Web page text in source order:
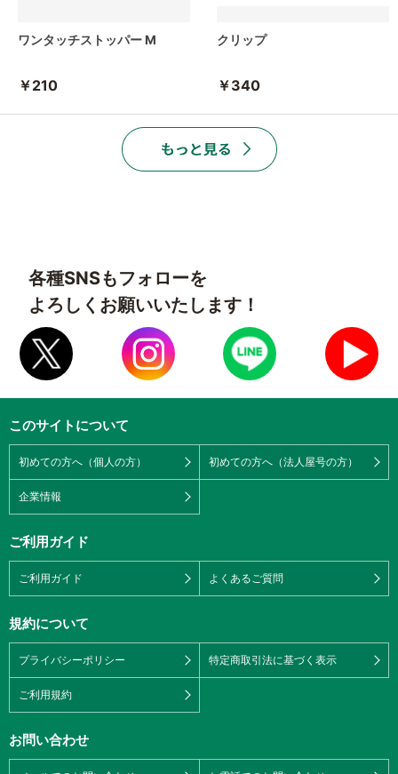
ワンタッチストッパー M
￥210
クリップ
￥340
各種SNSもフォローを
よろしくお願いいたします！
このサイトについて
初めての方へ（個人の方） 初めての方へ（法人屋号の方）
企業情報
ご利用ガイド
ご利用ガイド よくあるご質問
規約について
プライバシーポリシー 特定商取引法に基づく表示
ご利用規約
お問い合わせ